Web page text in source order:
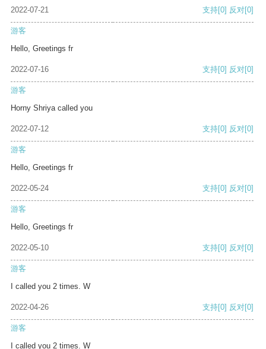
2022-07-21 支持[0] 反对[0]
游客
Hello, Greetings fr
2022-07-16 支持[0] 反对[0]
游客
Horny Shriya called you
2022-07-12 支持[0] 反对[0]
游客
Hello, Greetings fr
2022-05-24 支持[0] 反对[0]
游客
Hello, Greetings fr
2022-05-10 支持[0] 反对[0]
游客
I called you 2 times. W
2022-04-26 支持[0] 反对[0]
游客
I called you 2 times. W